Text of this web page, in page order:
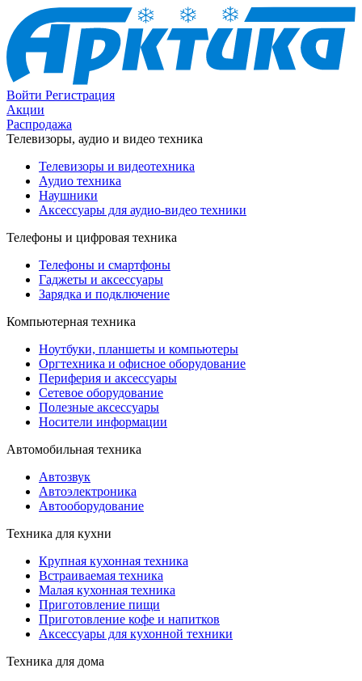
Войти Регистрация
Акции
Распродажа
Телевизоры, аудио и видео техника
Телевизоры и видеотехника
Аудио техника
Наушники
Аксессуары для аудио-видео техники
Телефоны и цифровая техника
Телефоны и смартфоны
Гаджеты и аксессуары
Зарядка и подключение
Компьютерная техника
Ноутбуки, планшеты и компьютеры
Оргтехника и офисное оборудование
Периферия и аксессуары
Cетевое оборудование
Полезные аксессуары
Носители информации
Автомобильная техника
Автозвук
Автоэлектроника
Автооборудование
Техника для кухни
Крупная кухонная техника
Встраиваемая техника
Малая кухонная техника
Приготовление пищи
Приготовление кофе и напитков
Аксессуары для кухонной техники
Техника для дома